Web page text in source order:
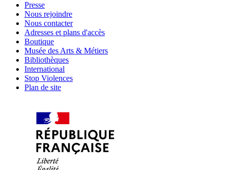
Presse
Nous rejoindre
Nous contacter
Adresses et plans d'accès
Boutique
Musée des Arts & Métiers
Bibliothèques
International
Stop Violences
Plan de site